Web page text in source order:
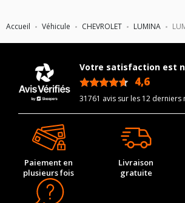
Accueil Véhicule CHEVROLET LUMINA
pneu
AV
AR
195/75R14 92
205/70R14 95
2.1 2.1
225/60R16 97
215/65R15 95
H
2.1
205/65R15 93
S
2.1
205/70R15 95
Votre satisfaction est
4,6
31761 avis sur les 12 derniers
Paiement en
plusieurs fois
Livraison
gratuite